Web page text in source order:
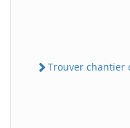
Trouver chantier